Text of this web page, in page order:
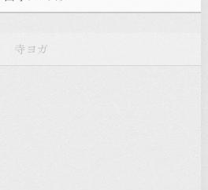
寺ヨガ
お知らせ